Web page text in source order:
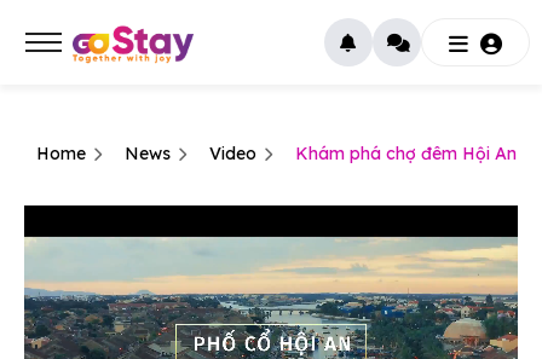
Home News Video Khám phá chợ đêm Hội An